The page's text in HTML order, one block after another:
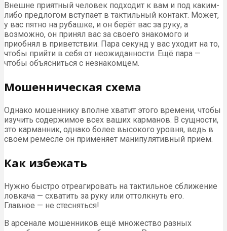
Внешне приятный человек подходит к вам и под каким-
либо предлогом вступает в тактильный контакт. Может,
у вас пятно на рубашке, и он берёт вас за руку, а
возможно, он принял вас за своего знакомого и
приобнял в приветствии. Пара секунд у вас уходит на то,
чтобы прийти в себя от неожиданности. Ещё пара —
чтобы объясниться с незнакомцем.
Мошенническая схема
Однако мошеннику вполне хватит этого времени, чтобы
изучить содержимое всех ваших карманов. В сущности,
это карманник, однако более высокого уровня, ведь в
своём ремесле он применяет манипулятивный приём.
Как избежать
Нужно быстро отреагировать на тактильное сближение
ловкача — схватить за руку или оттолкнуть его.
Главное — не стесняться!
В арсенале мошенников ещё множество разных